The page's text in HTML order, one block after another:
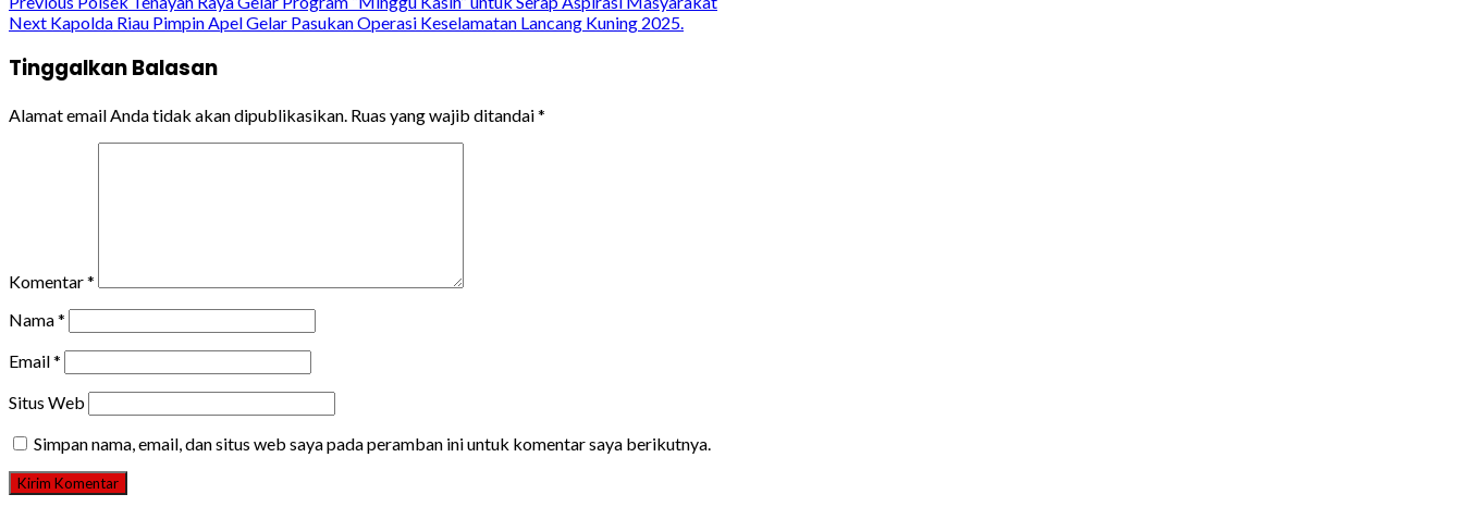
Continue
Next Kapolda Riau Pimpin Apel Gelar Pasukan Operasi Keselamatan Lancang Kuning 2025.
Tinggalkan Balasan
Alamat email Anda tidak akan dipublikasikan. Ruas yang wajib ditandai*
Komentar*
Nama*
Email*
Situs Web
Simpan nama, email, dan situs web saya pada peramban ini untuk komentar saya berikutnya.